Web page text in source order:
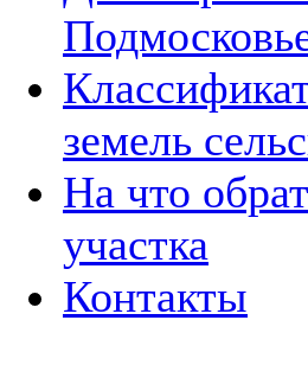
земель
На что
участка
Контакты